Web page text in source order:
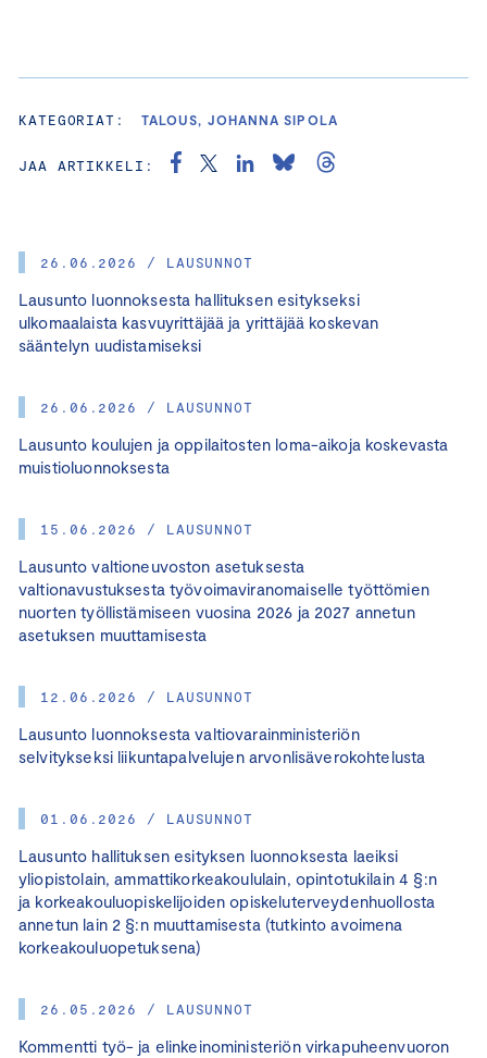
26.06.2026 / LAUSUNNOT
Lausunto luonnoksesta hallituksen esitykseksi
ulkomaalaista kasvuyrittäjää ja yrittäjää koskevan
sääntelyn uudistamiseksi
26.06.2026 / LAUSUNNOT
Lausunto koulujen ja oppilaitosten loma-aikoja koskevasta
muistioluonnoksesta
15.06.2026 / LAUSUNNOT
Lausunto valtioneuvoston asetuksesta
valtionavustuksesta työvoimaviranomaiselle työttömien
nuorten työllistämiseen vuosina 2026 ja 2027 annetun
asetuksen muuttamisesta
12.06.2026 / LAUSUNNOT
Lausunto luonnoksesta valtiovarainministeriön
selvitykseksi liikuntapalvelujen arvonlisäverokohtelusta
01.06.2026 / LAUSUNNOT
Lausunto hallituksen esityksen luonnoksesta laeiksi
yliopistolain, ammattikorkeakoululain, opintotukilain 4 §:n
ja korkeakouluopiskelijoiden opiskeluterveydenhuollosta
annetun lain 2 §:n muuttamisesta (tutkinto avoimena
korkeakouluopetuksena)
26.05.2026 / LAUSUNNOT
Kommentti työ- ja elinkeinoministeriön virkapuheenvuoron
KATEGORIAT: TALOUS, JOHANNA SIPOLA
JAA ARTIKKELI: